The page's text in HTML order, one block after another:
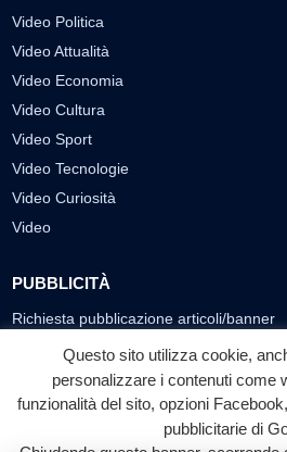
Video Politica
Video Attualità
Video Economia
Video Cultura
Video Sport
Video Tecnologie
Video Curiosità
Video
PUBBLICITÀ
Richiesta pubblicazione articoli/banner
SEGUICI SUI SOCIAL
f
Facebook
◎
Questo sito utilizza cookie,
personalizzare i contenuti come
funzionalità del sito, opzioni
pubblicitarie di